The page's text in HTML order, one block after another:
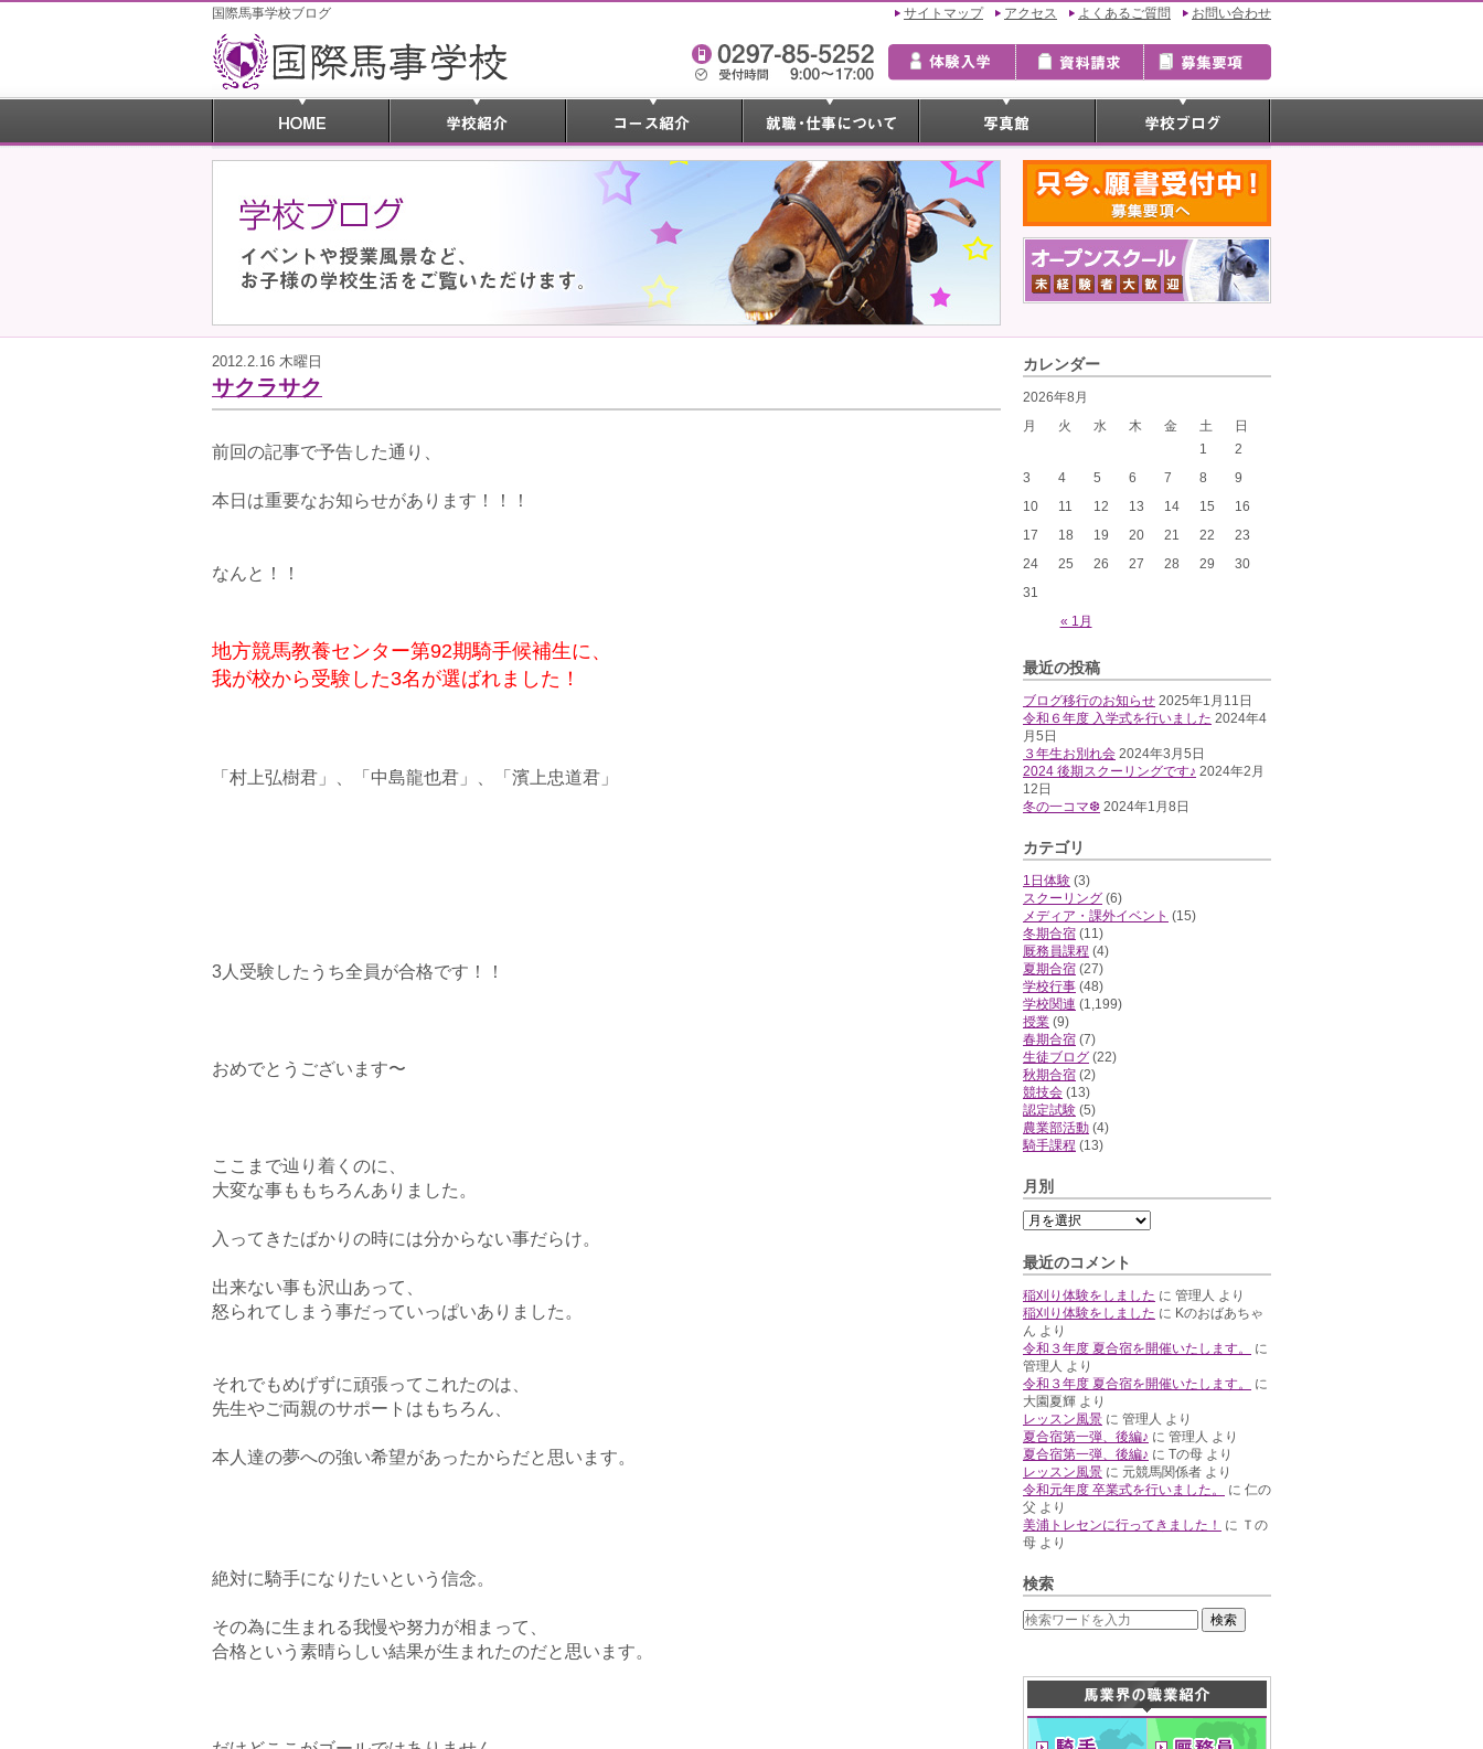
国際馬事学校ブログ サイトマップ アクセス よくあるご質問 お問い合わせ
2012.2.16 木曜日
サクラサク
前回の記事で予告した通り、
本日は重要なお知らせがあります！！！
なんと！！
地方競馬教養センター第92期騎手候補生に、
我が校から受験した3名が選ばれました！
「村上弘樹君」、「中島龍也君」、「濱上忠道君」
3人受験したうち全員が合格です！！
おめでとうございます〜
ここまで辿り着くのに、
大変な事ももちろんありました。
入ってきたばかりの時には分からない事だらけ。
出来ない事も沢山あって、
怒られてしまう事だっていっぱいありました。
それでもめげずに頑張ってこれたのは、
先生やご両親のサポートはもちろん、
本人達の夢への強い希望があったからだと思います。
絶対に騎手になりたいという信念。
その為に生まれる我慢や努力が相まって、
合格という素晴らしい結果が生まれたのだと思います。
カレンダー
2026年8月
月
火 水 木 金 土 日
« 1月
1
2
3
4 5 6 7 8
9
10
11 12 13 14 15
16
17
18 19 20 21 22
23
24
25 26 27 28 29
30
31
最近の投稿
ブログ移行のお知らせ 2025年1月11日
令和６年度 入学式を行いました 2024年4
月5日
３年生お別れ会 2024年3月5日
2024 後期スクーリングです♪ 2024年2月
12日
冬の一コマ❆ 2024年1月8日
カテゴリ
1日体験 (3)
スクーリング (6)
メディア・課外イベント (15)
冬期合宿 (11)
厩務員課程 (4)
夏期合宿 (27)
学校行事 (48)
学校関連 (1,199)
授業 (9)
春期合宿 (7)
生徒ブログ (22)
秋期合宿 (2)
競技会 (13)
認定試験 (5)
農業部活動 (4)
騎手課程 (13)
月別
最近のコメント
稲刈り体験をしました に 管理人 より
稲刈り体験をしました に Kのおばあちゃ
ん より
令和３年度 夏合宿を開催いたします。
に
管理人 より
令和３年度 夏合宿を開催いたします。
に
大園夏輝 より
レッスン風景 に 管理人 より
夏合宿第一弾、後編♪ に 管理人 より
夏合宿第一弾、後編♪ に Tの母 より
レッスン風景 に 元競馬関係者 より
令和元年度 卒業式を行いました。
に 仁の
父 より
美浦トレセンに行ってきました！
に Ｔの
母 より
検索
検索